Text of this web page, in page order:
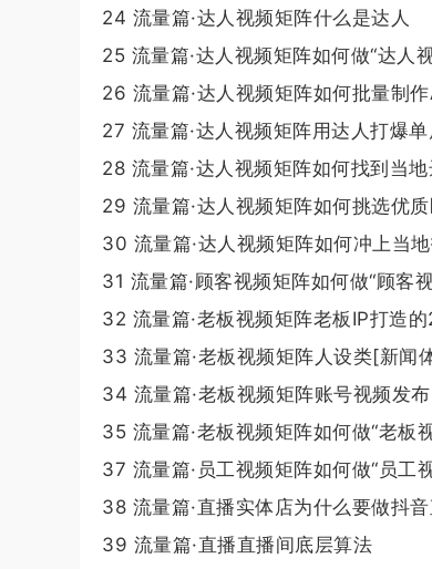
24 流量篇·达人视频矩阵什么是达人
25 流量篇·达人视频矩阵如何做“达人
26 流量篇·达人视频矩阵如何批量制
27 流量篇·达人视频矩阵用达人打爆
28 流量篇·达人视频矩阵如何找到当地
29 流量篇·达人视频矩阵如何挑选优质
30 流量篇·达人视频矩阵如何冲上当
31 流量篇·顾客视频矩阵如何做“顾客
32 流量篇·老板视频矩阵老板IP打造
33 流量篇·老板视频矩阵人设类[新闻
34 流量篇·老板视频矩阵账号视频发
35 流量篇·老板视频矩阵如何做“老板
37 流量篇·员工视频矩阵如何做“员工
38 流量篇·直播实体店为什么要做抖
39 流量篇·直播直播间底层算法